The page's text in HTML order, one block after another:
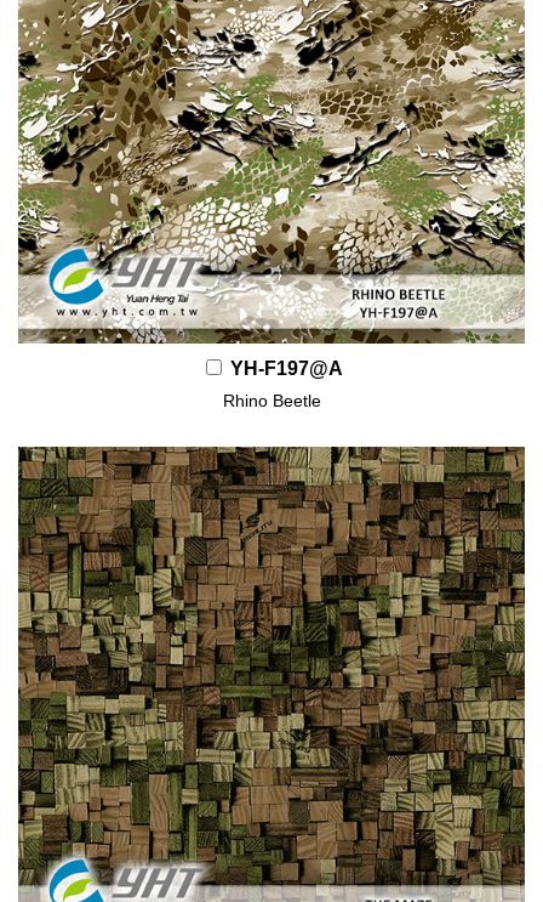
YH-F197@A
Rhino Beetle